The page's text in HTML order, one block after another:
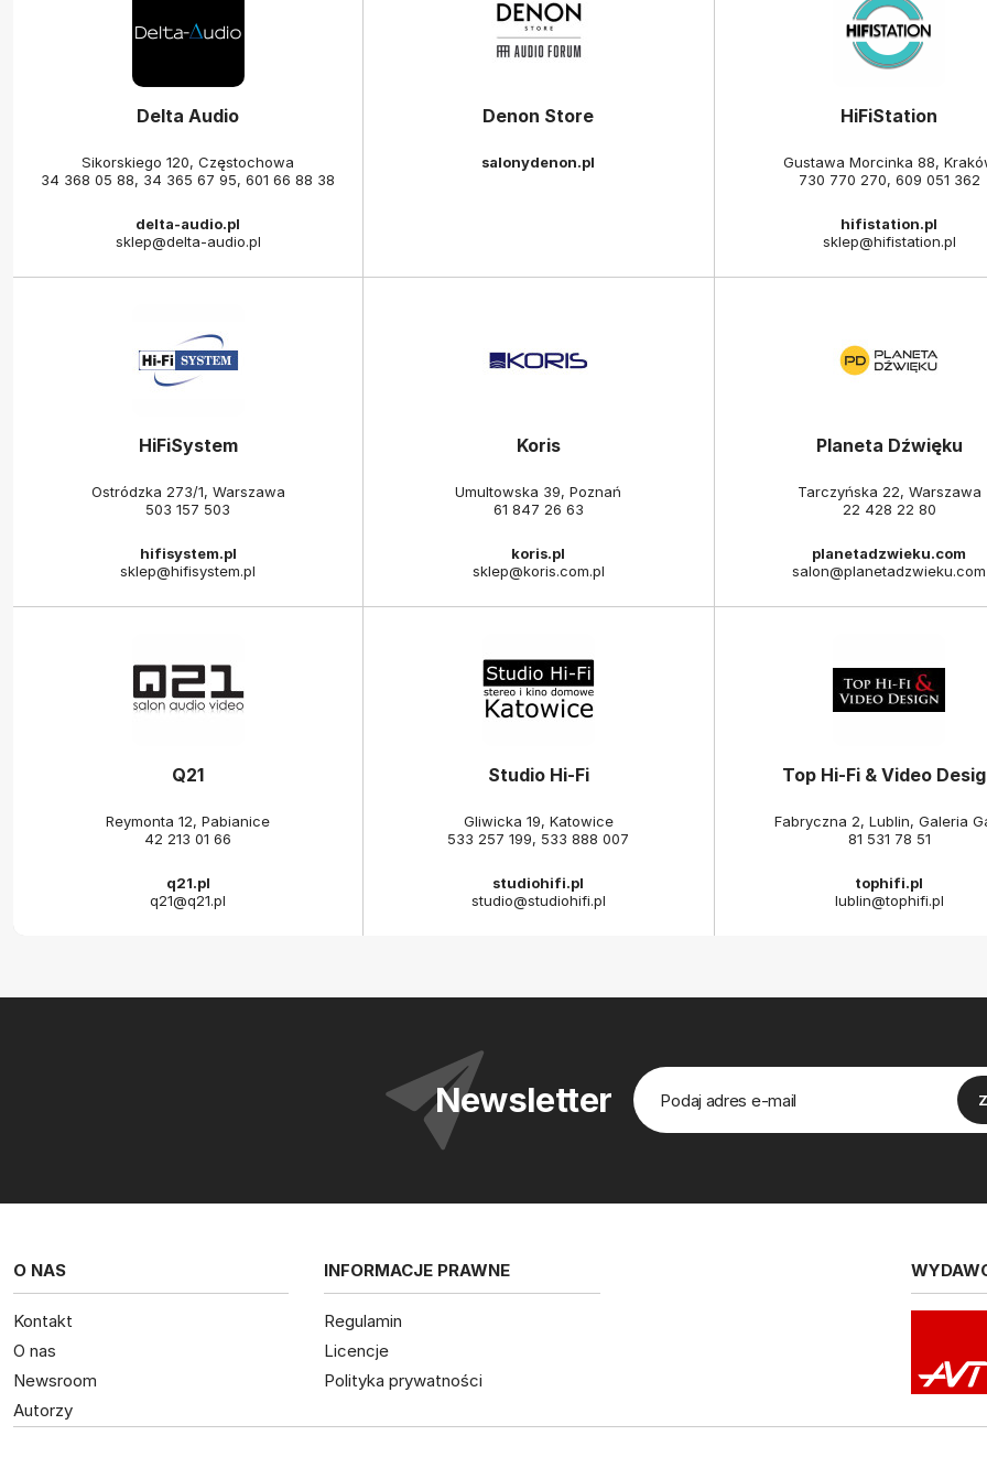
Delta Audio
Sikorskiego 120, Częstochowa
34 368 05 88, 34 365 67 95,601 66 88 38
delta-audio.pl
sklep@delta-audio.pl
Denon Store
salonydenon.pl
HiFiStation
Gustawa Morcinka 88,
730 770 270, 609 051 362
hifistation.pl
sklep@hifistation.pl
HiFiSystem
Ostródzka 273/1, Warszawa
503 157 503
hifisystem.pl
sklep@hifisystem.pl
Koris
Umultowska 39, Poznań
61 847 26 63
koris.pl
sklep@koris.com.pl
Planeta Dźwięku
Tarczyńska 22, Warszawa
22 428 22 80
planetadzwieku.com
salon@planetadzwieku.com
Q21
Reymonta 12, Pabianice
42 213 01 66
q21.pl
q21@q21.pl
Studio Hi-Fi
Gliwicka 19, Katowice
533 257 199, 533 888 007
studiohifi.pl
studio@studiohifi.pl
Top Hi-Fi & Video
Fabryczna 2, Lublin, Galeria
81 531 78 51
tophifi.pl
lublin@tophifi.pl
Newsletter
O NAS
Kontakt
O nas
Newsroom
Autorzy
INFORMACJE PRAWNE
Regulamin
Licencje
Polityka prywatności